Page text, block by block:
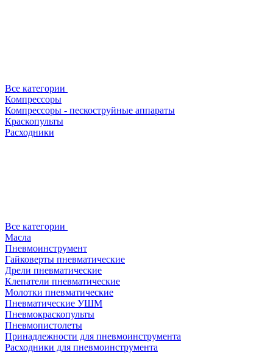
Все категории
Компрессоры
Компрессоры - пескоструйные аппараты
Краскопульты
Расходники
Все категории
Масла
Пневмоинструмент
Гайковерты пневматические
Дрели пневматические
Клепатели пневматические
Молотки пневматические
Пневматические УШМ
Пневмокраскопульты
Пневмопистолеты
Принадлежности для пневмоинструмента
Расходники для пневмоинструмента